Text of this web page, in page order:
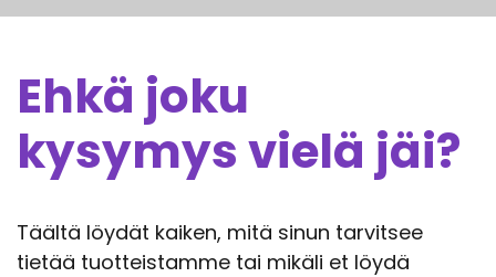
Ehkä joku
kysymys vielä jäi?
Täältä löydät kaiken, mitä sinun tarvitsee
tietää tuotteistamme tai mikäli et löydä